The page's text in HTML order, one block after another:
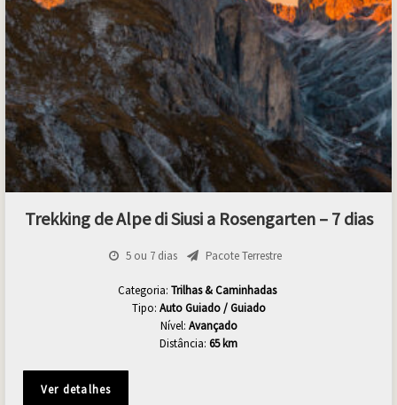
Trekking de Alpe di Siusi a Rosengarten – 7 dias
5 ou 7 dias Pacote Terrestre
Categoria: Trilhas & Caminhadas
Tipo: Auto Guiado / Guiado
Nível: Avançado
Distância: 65 km
Ver detalhes